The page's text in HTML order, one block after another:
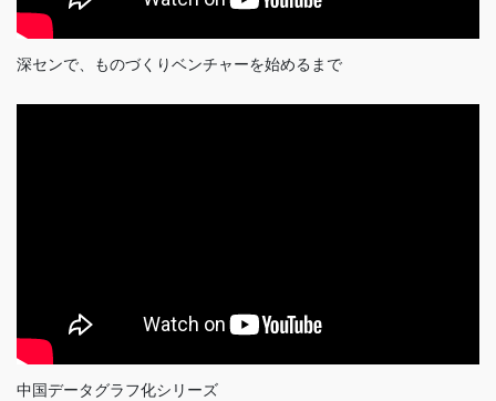
深センで、ものづくりベンチャーを始めるまで
中国データグラフ化シリーズ